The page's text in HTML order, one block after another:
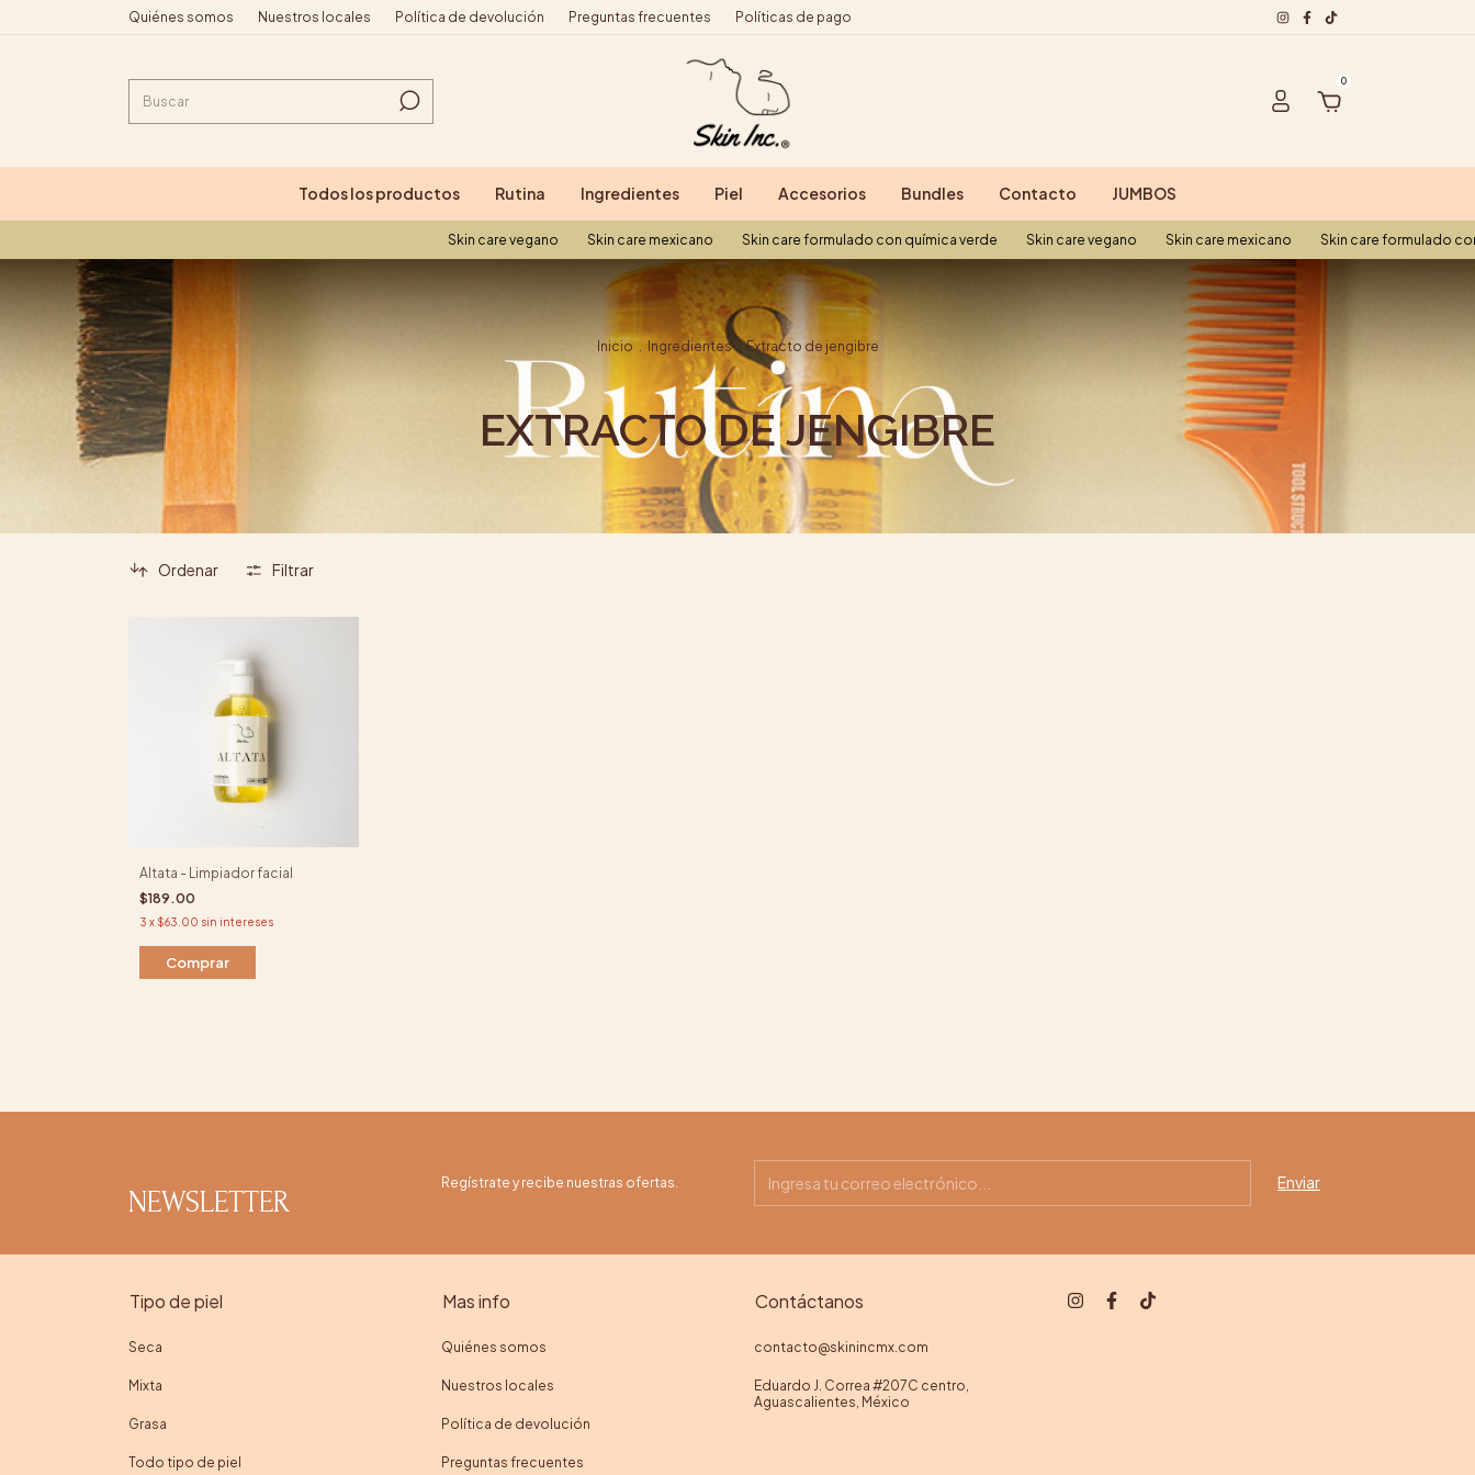
Quiénes somos Nuestros locales Política de devolución Preguntas frecuentes Políticas de pago
0
Todos los productos Rutina Ingredientes Piel Accesorios Bundles Contacto JUMBOS
Skin care vegano Skin care mexicano Skin care formulado con química verde Skin care vegano Skin care mexicano Skin care formulado con química
Inicio Ingredientes Extracto de jengibre
EXTRACTO DE JENGIBRE
Ordenar Filtrar
Altata - Limpiador facial
$189.00
3 x $63.00 sin intereses
Comprar
NEWSLETTER
Regístrate y recibe nuestras ofertas.
Tipo de piel
Seca
Mixta
Grasa
Todo tipo de piel
Mas info
Quiénes somos
Nuestros locales
Política de devolución
Preguntas frecuentes
Contáctanos
contacto@skinincmx.com
Eduardo J. Correa #207C centro,
Aguascalientes, México